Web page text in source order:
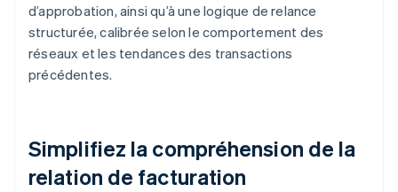
d’approbation, ainsi qu’à une logique de relance
structurée, calibrée selon le comportement des
réseaux et les tendances des transactions
précédentes.
Simplifiez la compréhension de la
relation de facturation